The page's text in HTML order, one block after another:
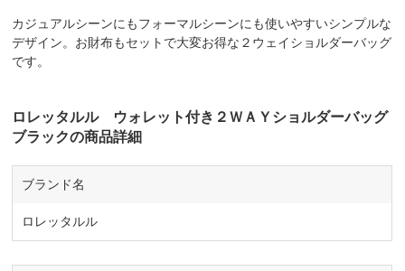
カジュアルシーンにもフォーマルシーンにも使いやすいシンプルな
デザイン。お財布もセットで大変お得な２ウェイショルダーバッグ
です。
ロレッタルル ウォレット付き２ＷＡＹショルダーバッグ
ブラックの商品詳細
ブランド名
ロレッタルル